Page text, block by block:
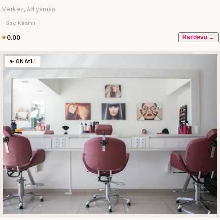
Merkez, Adıyaman
Saç Kesimi
0.00 Randevu →
✨ ONAYLI